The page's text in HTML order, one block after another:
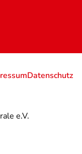
e.V.
Datenschutz